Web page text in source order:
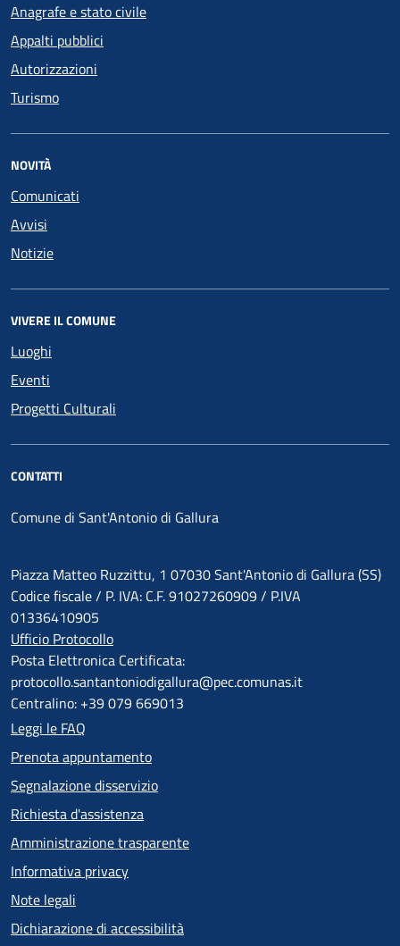
Anagrafe e stato civile
Appalti pubblici
Autorizzazioni
Turismo
NOVITÀ
Comunicati
Avvisi
Notizie
VIVERE IL COMUNE
Luoghi
Eventi
Progetti Culturali
CONTATTI
Comune di Sant'Antonio di Gallura
Piazza Matteo Ruzzittu, 1 07030 Sant'Antonio di Gallura (SS)
Codice fiscale / P. IVA: C.F. 91027260909 / P.IVA
01336410905
Ufficio Protocollo
Posta Elettronica Certificata:
protocollo.santantoniodigallura@pec.comunas.it
Centralino: +39 079 669013
Leggi le FAQ
Prenota appuntamento
Segnalazione disservizio
Richiesta d'assistenza
Amministrazione trasparente
Informativa privacy
Note legali
Dichiarazione di accessibilità